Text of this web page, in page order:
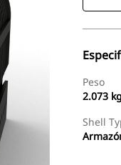
Peso
2.073 kg
Shell